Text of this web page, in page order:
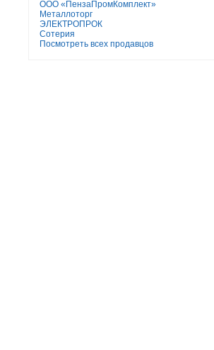
ООО «ПензаПромКомплект»
Металлоторг
ЭЛЕКТРОПРОК
Сотерия
Посмотреть всех продавцов